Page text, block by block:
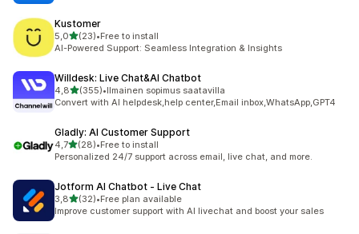
Kustomer
5,0/ 5 tähteä
(23)
23 arvostelua yhteensä
•Free to install
AI-Powered Support: Seamless Integration & Insights
Willdesk: Live Chat&AI Chatbot
4,8/ 5 tähteä
(355)
355 arvostelua yhteensä
•Ilmainen sopimus saatavilla
Convert with AI helpdesk,help center,Email inbox,WhatsApp,GPT4
Gladly: AI Customer Support
4,7/ 5 tähteä
(28)
28 arvostelua yhteensä
•Free to install
Personalized 24/7 support across email, live chat, and more.
Jotform AI Chatbot ‑ Live Chat
3,8/ 5 tähteä
(32)
32 arvostelua yhteensä
•Free plan available
Improve customer support with AI livechat and boost your sales